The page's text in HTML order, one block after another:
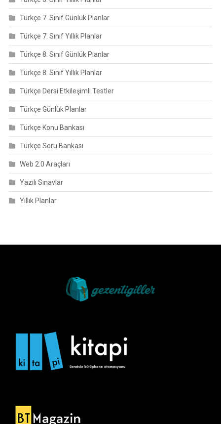
Türkçe 7. Sınıf Günlük Planlar
Türkçe 7. Sınıf Yıllık Planlar
Türkçe 8. Sınıf Günlük Planlar
Türkçe 8. Sınıf Yıllık Planlar
Türkçe Dersi Etkileşimli Testler
Türkçe Günlük Planlar
Türkçe Konu Bankası
Türkçe Soru Bankası
Web 2.0 Araçları
Yazılı Sınavlar
Yıllık Planlar